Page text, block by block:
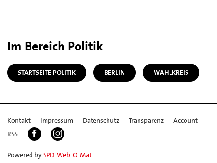
Im Bereich Politik
STARTSEITE POLITIK BERLIN WAHLKREIS
Kontakt Impressum Datenschutz Transparenz
Account
RSS
Powered bySPD-Web-O-Mat